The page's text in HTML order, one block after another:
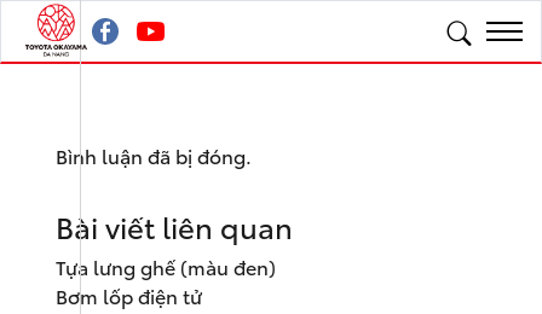
Bình luận đã bị đóng.
Bài viết liên quan
Tựa lưng ghế (màu đen)
Bơm lốp điện tử